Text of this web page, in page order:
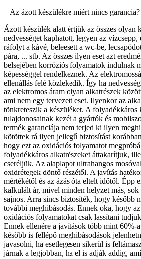
+ Az ázott készülékre miért nincs garancia?
Ázott készülék alatt értjük az összes olyan
nedvességet kaphatott, legyen az vízcsepp,
ráfolyt a kávé, beleesett a wc-be,
pára, ... stb. Az összes ilyen eset azt
belsejében korróziós folyamatok indulnak
képességgel rendelkeznek. Az
ellenállás felé közlekedik. Így ha
az elektromos áram olyan alkatrészek
ami nem egy tervezett eset. Ilyenkor az
tönkreteszik a készüléket. A folyadékkáros
tulajdonosainak kezét a gyártók és
termék garanciája nem terjed ki ilyen
kötöttek rá ilyen jellegű biztosítást
hogy ezt az oxidációs folyamatot
folyadékkáros alkatrészeket áttakarítjuk,
cseréljük. Az alaplapot ultrahangos
oxidrétegek döntő részétől. A javítás
mértékétől és az ázás óta eltelt időtől. Épp
kalkulált ár, mivel minden helyzet más,
sajnos. Arra sincs biztosíték, hogy később
további meghibásodás. Ennek oka, hogy
oxidációs folyamatokat csak lassítani
Ennek ellenére a javítások több mint 60%-
később is fellépő meghibásodások
javasolni, ha esetlegesen sikerül is
járnak a legjobban, ha el is adják addig,